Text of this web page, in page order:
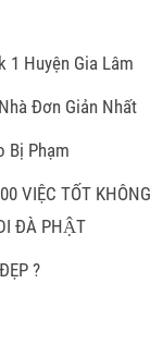
1 Huyện Gia Lâm
Đơn Giản Nhất
Bị Phạm
VIỆC TỐT KHÔNG
ĐÀ PHẬT
?